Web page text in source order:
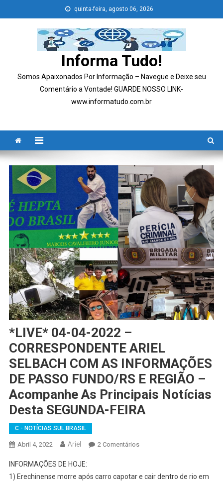
to
quinta-feira, agosto 06, 2026
Informa Tudo!
Somos Apaixonados Por Informação – Navegue e Deixe seu
Comentário a Vontade! GUARDE NOSSO LINK-
www.informatudo.com.br
*LIVE* 04-04-2022 –
CORRESPONDENTE ARIEL
SELBACH COM AS INFORMAÇÕES
DE PASSO FUNDO/RS E REGIÃO –
Acompanhe As Principais Notícias
Desta SEGUNDA-FEIRA
C - NOTÍCIAS SUL BRASIL
Abril 4, 2022 Ariel 2 ComentáriosEm
04-
INFORMAÇÕES DE HOJE:
1) Erechinense morre após carro capotar e cair dentro de rio em